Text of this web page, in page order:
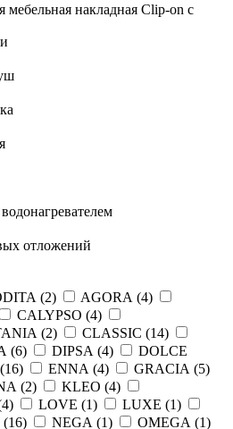
мебельная накладная Clip-on с
отложений
(2) AGORA (4)
CALYPSO (4)
(2) CLASSIC (14)
(6) DIPSA (4)
DOLCE
16) ENNA (4) GRACIA (5)
(2) KLEO (4)
4) LOVE (1) LUXE (1)
(16) NEGA (1) OMEGA (1)